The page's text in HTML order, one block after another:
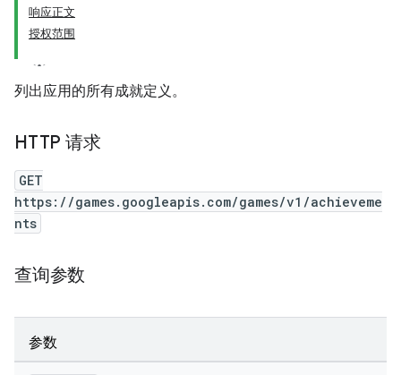
响应正文
授权范围
列出应用的所有成就定义。
HTTP 请求
GET
https://games.googleapis.com/games/v1/achieveme
nts
查询参数
参数